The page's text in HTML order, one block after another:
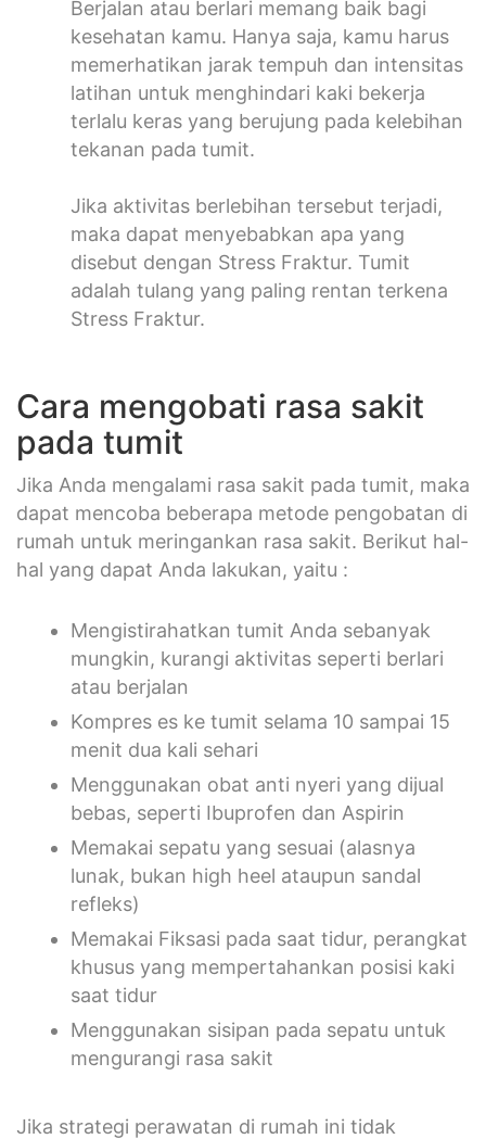
Berjalan atau berlari memang baik bagi
kesehatan kamu. Hanya saja, kamu harus
memerhatikan jarak tempuh dan intensitas
latihan untuk menghindari kaki bekerja
terlalu keras yang berujung pada kelebihan
tekanan pada tumit.
Jika aktivitas berlebihan tersebut terjadi,
maka dapat menyebabkan apa yang
disebut dengan Stress Fraktur. Tumit
adalah tulang yang paling rentan terkena
Stress Fraktur.
Cara mengobati rasa sakit
pada tumit
Jika Anda mengalami rasa sakit pada tumit, maka
dapat mencoba beberapa metode pengobatan di
rumah untuk meringankan rasa sakit. Berikut hal-
hal yang dapat Anda lakukan, yaitu :
Mengistirahatkan tumit Anda sebanyak
mungkin, kurangi aktivitas seperti berlari
atau berjalan
Kompres es ke tumit selama 10 sampai 15
menit dua kali sehari
Menggunakan obat anti nyeri yang dijual
bebas, seperti Ibuprofen dan Aspirin
Memakai sepatu yang sesuai (alasnya
lunak, bukan high heel ataupun sandal
refleks)
Memakai Fiksasi pada saat tidur, perangkat
khusus yang mempertahankan posisi kaki
saat tidur
Menggunakan sisipan pada sepatu untuk
mengurangi rasa sakit
Jika strategi perawatan di rumah ini tidak